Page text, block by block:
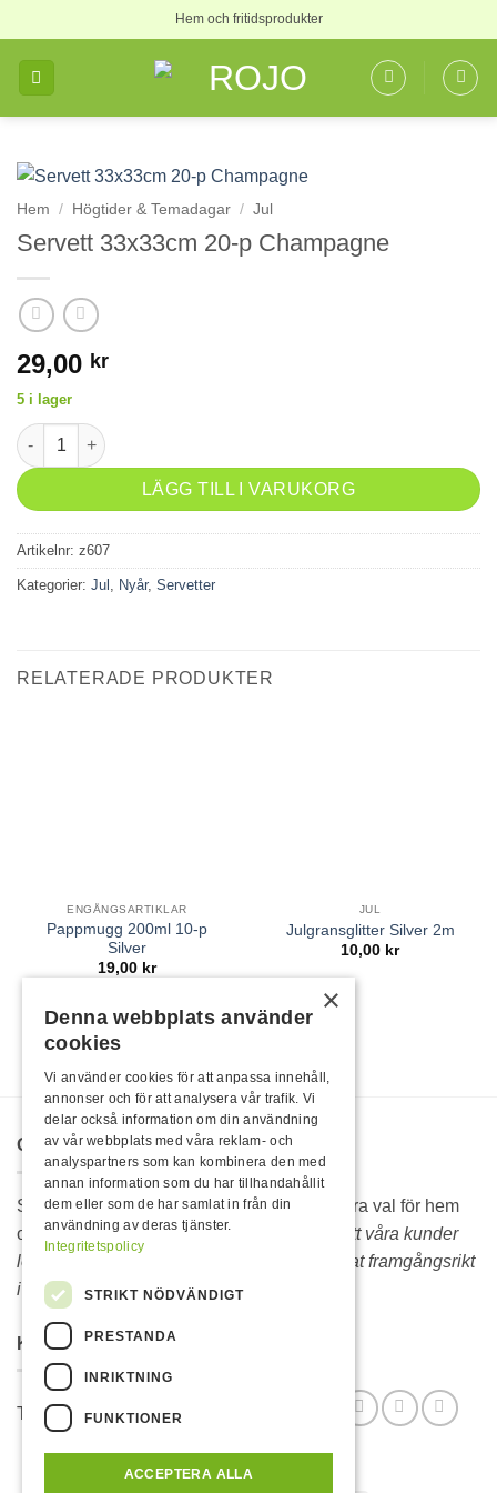
to
content
Hem och fritidsprodukter
Hem / Högtider & Temadagar / Jul
Servett 33x33cm 20-p Champagne
29,00 kr
5 i lager
Servett 33x33cm 20-p Champagne mängd
LÄGG TILL I VARUKORG
Artikelnr: z607
Kategorier: Jul , Nyår, Servetter
RELATERADE PRODUKTER
ENGÅNGSARTIKLAR
Pappmugg 200ml 10-p
Silver
19,00 kr
JUL
Julgransglitter Silver 2m
10,00 kr
OM OSS
Sedan 1986 är Rojo hela Sveriges självklara val för hem
och fritidsprodukter.Vi lever vidare därför att våra kunder
lever vidare. Sortimentet hos Rojo är bevisat framgångsrikt
i över 35 år.
KONTAKTA OSS
Telefon: 070-6316369 Mail: info@rojo.se
×
Denna webbplats använder
cookies
Vi använder cookies för att anpassa innehåll,
annonser och för att analysera vår trafik. Vi
delar också information om din användning
av vår webbplats med våra reklam- och
analyspartners som kan kombinera den med
annan information som du har tillhandahållit
dem eller som de har samlat in från din
användning av deras tjänster.
Integritetspolicy
STRIKT NÖDVÄNDIGT
PRESTANDA
INRIKTNING
FUNKTIONER
ACCEPTERA ALLA